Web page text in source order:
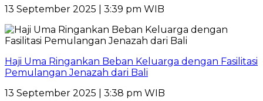
13 September 2025 | 3:39 pm WIB
Haji Uma Ringankan Beban Keluarga dengan Fasilitasi
Pemulangan Jenazah dari Bali
13 September 2025 | 3:38 pm WIB